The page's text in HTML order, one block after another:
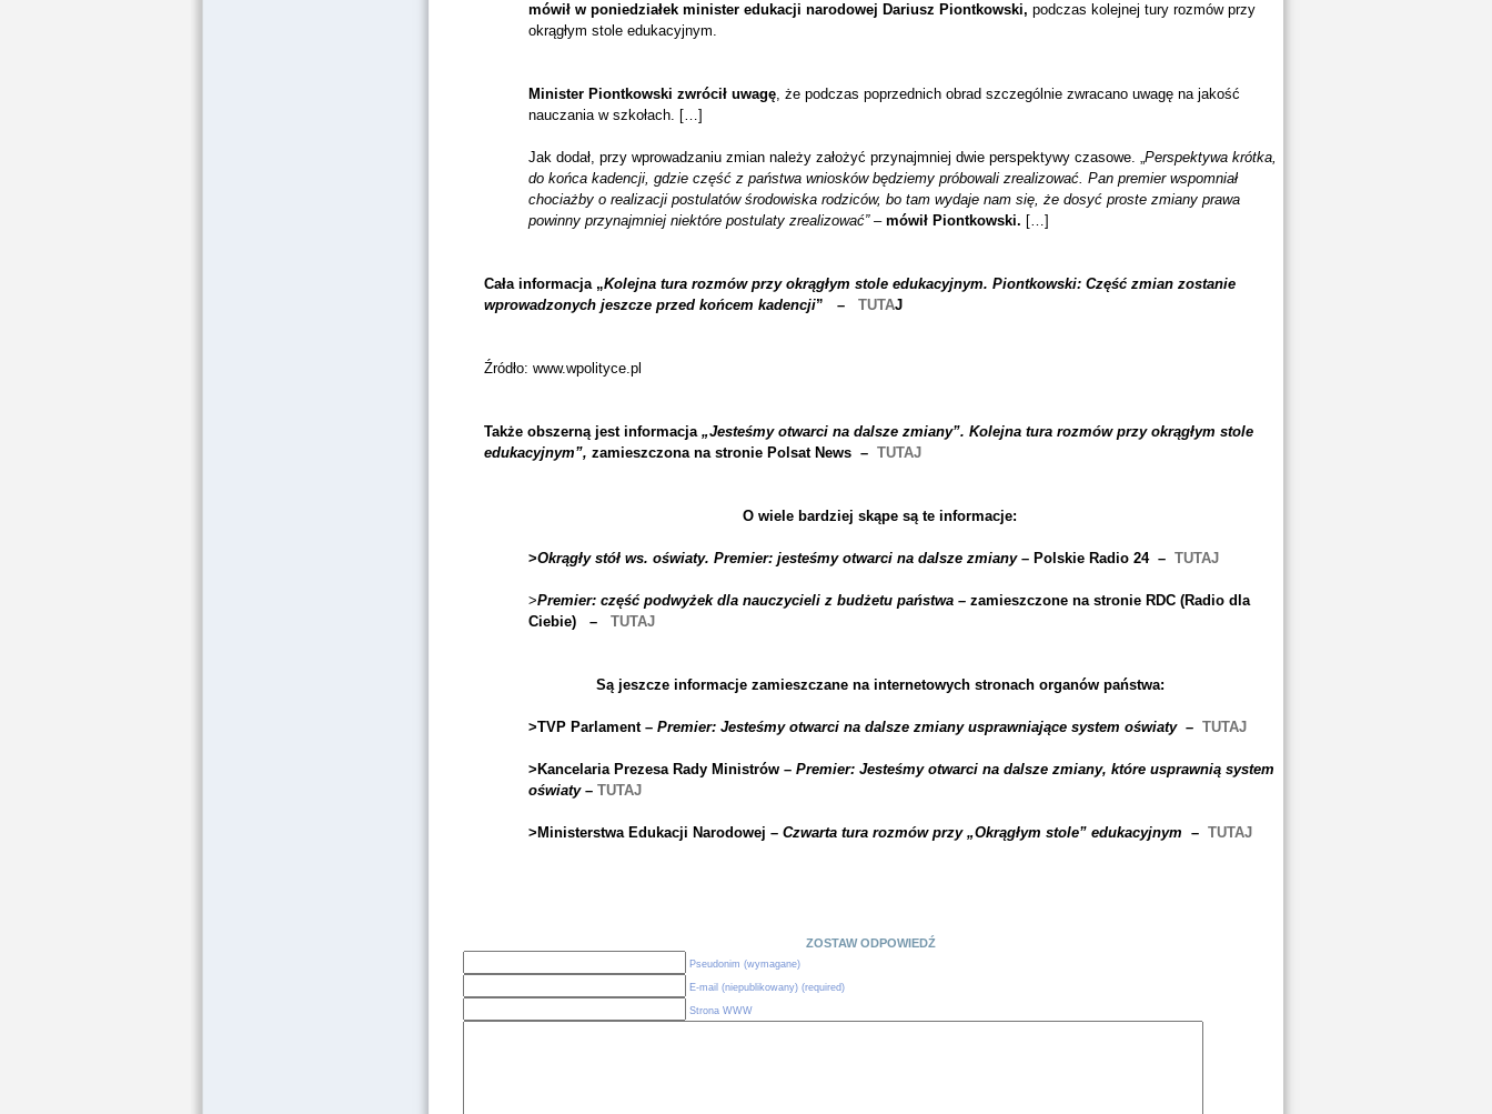
mówił w poniedziałek minister edukacji narodowej Dariusz Piontkowski, podczas kolejnej tury rozmów przy
okrągłym stole edukacyjnym.
Minister Piontkowski zwrócił uwagę, że podczas poprzednich obrad szczególnie zwracano uwagę na jakość
nauczania w szkołach. […]
Jak dodał, przy wprowadzaniu zmian należy założyć przynajmniej dwie perspektywy czasowe. „Perspektywa krótka,
do końca kadencji, gdzie część z państwa wniosków będziemy próbowali zrealizować. Pan premier wspomniał
chociażby o realizacji postulatów środowiska rodziców, bo tam wydaje nam się, że dosyć proste zmiany prawa
powinny przynajmniej niektóre postulaty zrealizować” – mówił Piontkowski. […]
Cała informacja „Kolejna tura rozmów przy okrągłym stole edukacyjnym. Piontkowski: Część zmian zostanie
wprowadzonych jeszcze przed końcem kadencji” – TUTAJ
Źródło: www.wpolityce.pl
Także obszerną jest informacja „Jesteśmy otwarci na dalsze zmiany”. Kolejna tura rozmów przy okrągłym stole
edukacyjnym”, zamieszczona na stronie Polsat News – TUTAJ
O wiele bardziej skąpe są te informacje:
>Okrągły stół ws. oświaty. Premier: jesteśmy otwarci na dalsze zmiany– Polskie Radio 24 – TUTAJ
>Premier: część podwyżek dla nauczycieli z budżetu państwa – zamieszczone na stronie RDC (Radio dla
Ciebie) –
TUTAJ
Są jeszcze informacje zamieszczane na internetowych stronach organów państwa:
>TVP Parlament – Premier: Jesteśmy otwarci na dalsze zmiany usprawniające system oświaty – TUTAJ
>Kancelaria Prezesa Rady Ministrów – Premier: Jesteśmy otwarci na dalsze zmiany, które usprawnią system
oświaty– TUTAJ
>Ministerstwa Edukacji Narodowej – Czwarta tura rozmów przy „Okrągłym stole” edukacyjnym – TUTAJ
ZOSTAW ODPOWIEDŹ
Pseudonim (wymagane)
E-mail (niepublikowany) (required)
Strona WWW